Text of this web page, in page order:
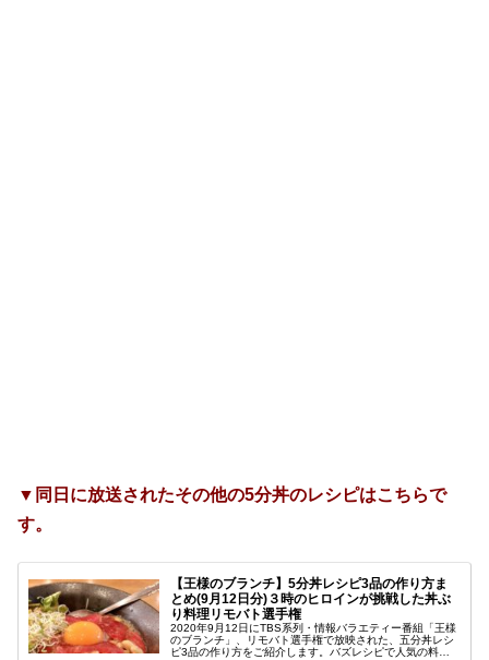
▼同日に放送されたその他の5分丼のレシピはこちらで
す。
【王様のブランチ】5分丼レシピ3品の作り方ま
とめ(9月12日分)３時のヒロインが挑戦した丼ぶ
り料理リモバト選手権
2020年9月12日にTBS系列・情報バラエティー番組「王様
のブランチ」、リモバト選手権で放映された、五分丼レシ
ピ3品の作り方をご紹介します。バズレシピで人気の料理